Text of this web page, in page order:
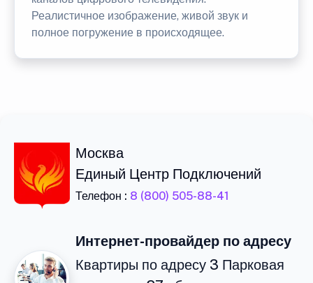
Реалистичное изображение, живой звук и
полное погружение в происходящее.
Москва
Единый Центр Подключений
Телефон : 8 (800) 505-88-41
Интернет-провайдер по адресу
Квартиры по адресу 3 Парковая